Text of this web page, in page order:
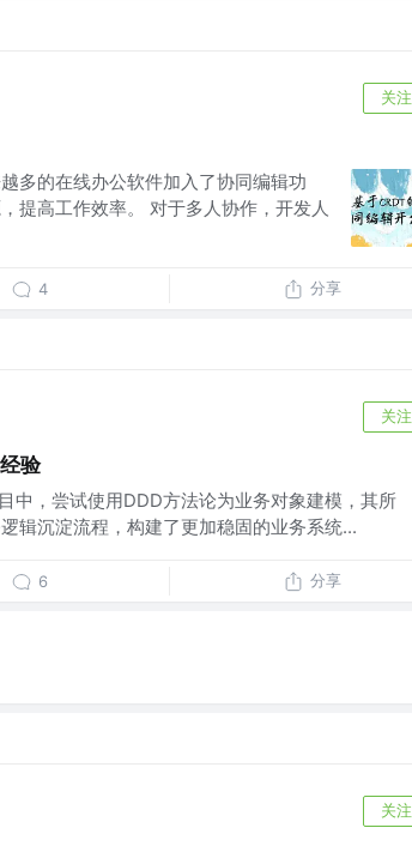
关注
多的在线办公软件加入了协同编辑功
提高工作效率。 对于多人协作，开发人
4 分享
关注
验
中，尝试使用DDD方法论为业务对象建模，其所
辑沉淀流程，构建了更加稳固的业务系统...
6 分享
关注